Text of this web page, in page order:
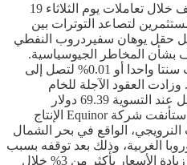
إرتفعت أسعار النفط بشكل طفيف خلال تعاملات يوم الثلاثاء 19
لتصاعد التوترات بين
حقل يوهان سفيردروب النفطي
بشأن المخاطر الجيوسياسية.
وإرتفعت العقود الآجلة لخام برنت سنتا واحدا أو 0.01% لتصل إلى
وزادت العقود الآجلة للخام
الأميركي 23 سنتا أو 0.33% لتسجل عند التسوية 69.39 دولار
للبرميل، بحسب وكالة رويترز. واستأنفت شركة Equinor الإنتاج
الواقع في بحر الشمال
الغربية، وذلك بعد توقفه بسبب
إنقطاع للكهرباء، وهو ما أدى إلى زيادة الأسعار بأكثر من 3% خلال